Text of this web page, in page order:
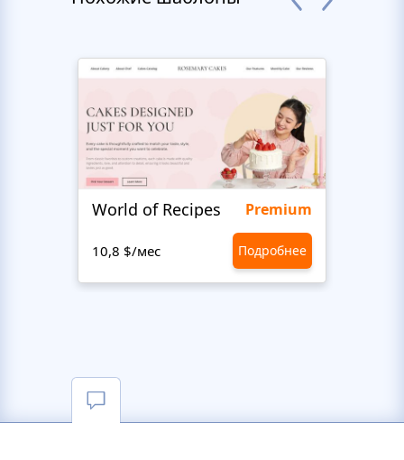
World of Recipes Premium
10,8 $/мес Подробнее